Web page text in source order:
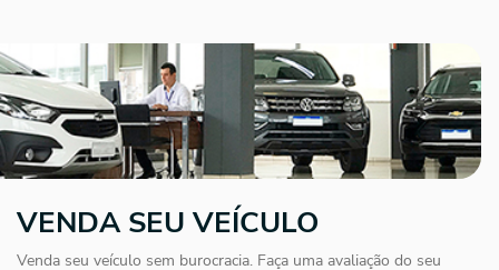
VENDA SEU VEÍCULO
Venda seu veículo sem burocracia. Faça uma avaliação do seu